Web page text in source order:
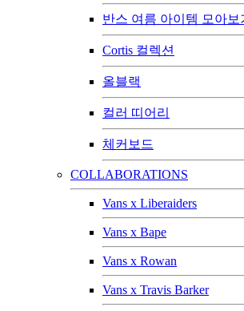
반스 여름 아이템 모아보
Cortis 컬렉션
올블랙
컬러 띠어리
체커보드
COLLABORATIONS
Vans x Liberaiders
Vans x Bape
Vans x Rowan
Vans x Travis Barker